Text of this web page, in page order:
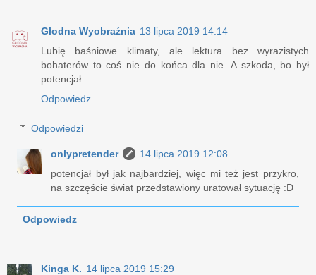
Głodna Wyobraźnia 13 lipca 2019 14:14
Lubię baśniowe klimaty, ale lektura bez wyrazistych
bohaterów to coś nie do końca dla nie. A szkoda, bo był
potencjał.
Odpowiedz
Odpowiedzi
onlypretender
14 lipca 2019 12:08
potencjał był jak najbardziej, więc mi też jest przykro,
na szczęście świat przedstawiony uratował sytuację :D
Odpowiedz
Kinga K. 14 lipca 2019 15:29